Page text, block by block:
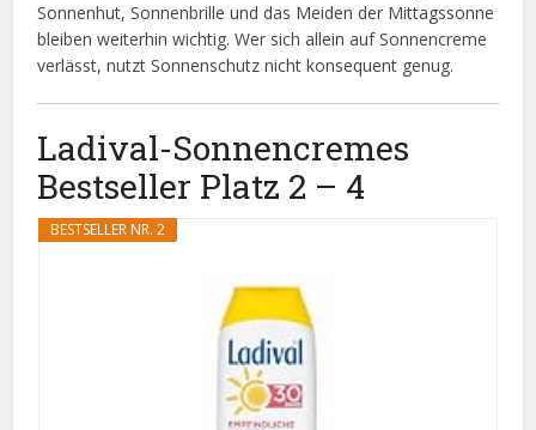
Sonnenhut, Sonnenbrille und das Meiden der Mittagssonne
bleiben weiterhin wichtig. Wer sich allein auf Sonnencreme
verlässt, nutzt Sonnenschutz nicht konsequent genug.
Ladival-Sonnencremes
Bestseller Platz 2 – 4
BESTSELLER NR. 2